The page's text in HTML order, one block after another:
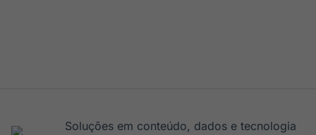
Soluções em conteúdo, dados e tecnologia